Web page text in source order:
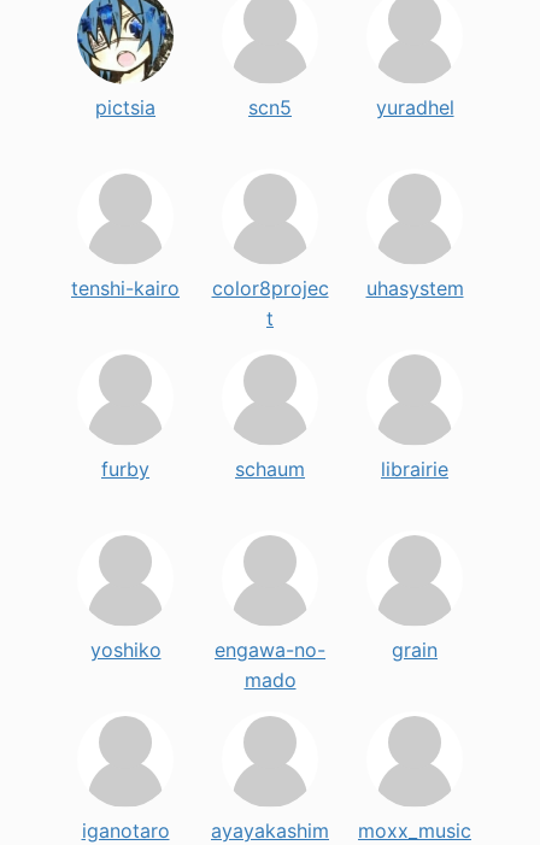
pictsia scn5 yuradhel
tenshi-kairo
color8projec
t
uhasystem
furby schaum librairie
yoshiko
engawa-no-
mado
grain
iganotaro
ayayakashim
moxx_music